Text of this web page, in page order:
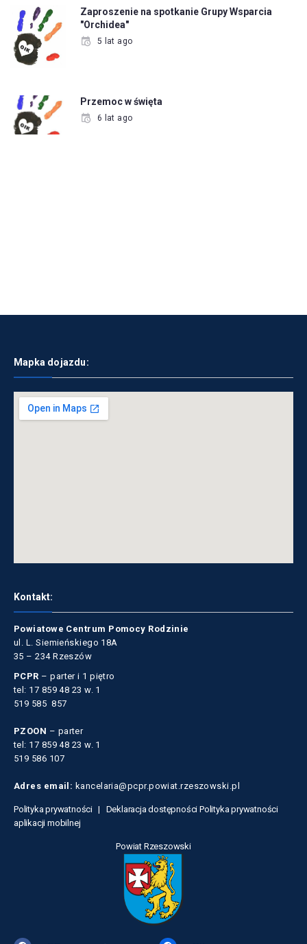
Zaproszenie na spotkanie Grupy Wsparcia
"Orchidea"
5 lat ago
Przemoc w święta
6 lat ago
Mapka dojazdu:
Kontakt:
Powiatowe Centrum Pomocy Rodzinie
ul. L. Siemieńskiego 18A
35 – 234 Rzeszów
PCPR – parter i 1 piętro
tel: 17 859 48 23 w. 1
519 585 857
PZOON – parter
tel: 17 859 48 23 w. 1
519 586 107
Adres email: kancelaria@pcpr.powiat.rzeszowski.pl
Polityka prywatności | Deklaracja dostępności Polityka prywatności
aplikacji mobilnej
Powiat Rzeszowski